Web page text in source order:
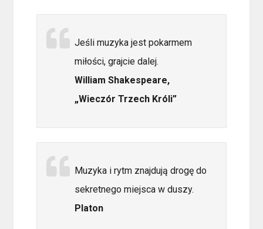
Jeśli muzyka jest pokarmem
miłości, grajcie dalej.
William Shakespeare,
„Wieczór Trzech Króli”
Muzyka i rytm znajdują drogę do
sekretnego miejsca w duszy.
Platon